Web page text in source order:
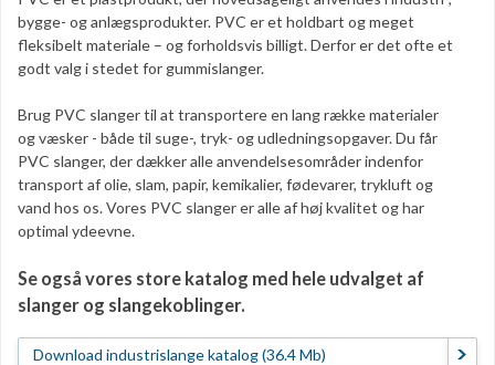
bygge- og anlægsprodukter. PVC er et holdbart og meget
fleksibelt materiale – og forholdsvis billigt. Derfor er det ofte et
godt valg i stedet for gummislanger.
Brug PVC slanger til at transportere en lang række materialer
og væsker - både til suge-, tryk- og udledningsopgaver. Du får
PVC slanger, der dækker alle anvendelsesområder indenfor
transport af olie, slam, papir, kemikalier, fødevarer, trykluft og
vand hos os. Vores PVC slanger er alle af høj kvalitet og har
optimal ydeevne.
Se også vores store katalog med hele udvalget af
slanger og slangekoblinger.
Download industrislange katalog (36.4 Mb)